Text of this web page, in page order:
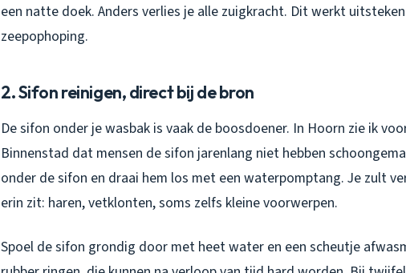
een natte doek. Anders verlies je alle zuigkracht. Dit werkt
zeepophoping.
2. Sifon reinigen, direct bij de bron
De sifon onder je wasbak is vaak de boosdoener. In Hoorn zie ik
Binnenstad dat mensen de sifon jarenlang niet hebben
onder de sifon en draai hem los met een waterpomptang. Je zult
erin zit: haren, vetklonten, soms zelfs kleine voorwerpen.
Spoel de sifon grondig door met heet water en een scheutje